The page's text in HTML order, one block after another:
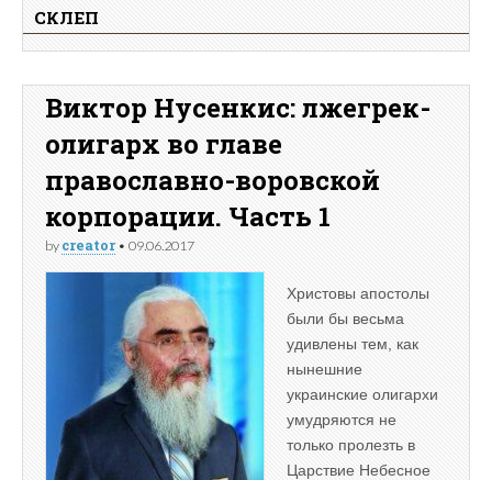
СКЛЕП
Виктор Нусенкис: лжегрек-
олигарх во главе
православно-воровской
корпорации. Часть 1
by creator• 09.06.2017
Христовы апостолы
были бы весьма
удивлены тем, как
нынешние
украинские олигархи
умудряются не
только пролезть в
Царствие Небесное